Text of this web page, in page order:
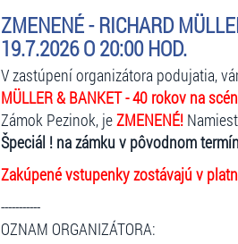
V mieste konania na vás čakajú
zámocká reštaurácia s kvalitnou
Pravidlá usporiadateľa v prípade
Podujatie môže začať a aj prebiehať
akceptované interpretom a
pokračovať, podujatie sa neruší
vyhradzuje právo začiatok podujatia
nárok na vrátenie peňazí nevzniká.
teplejšie/nepremokavé oblečenie a
obmedzujú viditeľnosť.
ZMENENÉ - RICHARD
19.7.2026 O 20:00 HOD.
V zastúpení organizátora podujatia,
MÜLLER & BANKET - 40 rokov na
Zámok Pezinok, jeZMENENÉ!
Špeciál ! na zámku v pôvodnom
Zakúpené vstupenky zostávajú v
-----------
OZNAM ORGANIZÁTORA: